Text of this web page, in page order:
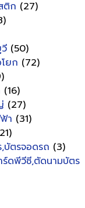
ติก (27)
(50)
โยก (72)
(16)
(27)
า (31)
,บัตรจอดรถ (3)
ดพีวีซี,ตัดนามบัตร